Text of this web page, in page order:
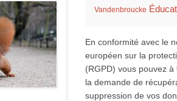
Vandenbroucke
En conformité avec le
européen sur la
(RGPD) vous pouvez
la demande de
suppression de vos